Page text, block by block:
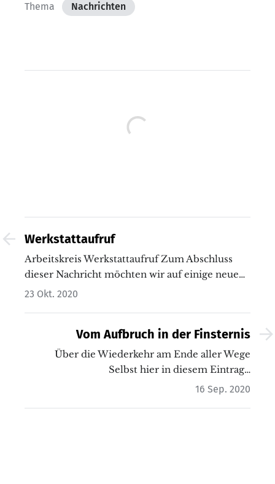
Thema Nachrichten
Werkstattaufruf
Arbeitskreis Werkstattaufruf Zum Abschluss
dieser Nachricht möchten wir auf einige neue
Projekte…
23 Okt. 2020
Vom Aufbruch in der Finsternis
Über die Wiederkehr am Ende aller Wege
Selbst hier in diesem Eintrag…
16 Sep. 2020